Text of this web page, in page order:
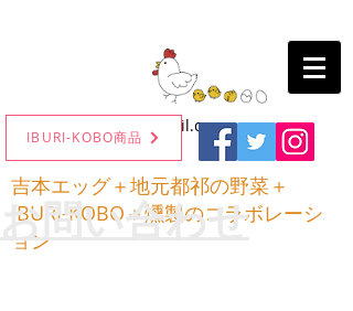
kunsei.iburikobo@gmail.com
IBURI-KOBO商品
吉本エッグ＋地元都祁の野菜＋
IBURI-KOBO＋燻製のコラボレーシ
ョン
​お問い合わせ